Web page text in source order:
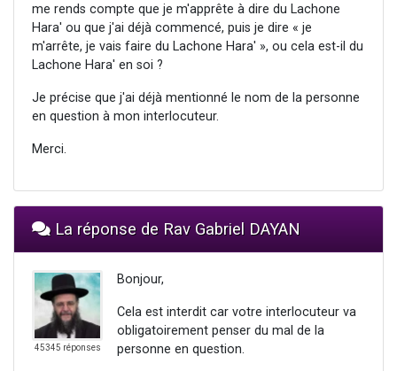
me rends compte que je m'apprête à dire du Lachone
Hara' ou que j'ai déjà commencé, puis je dire « je
m'arrête, je vais faire du Lachone Hara' », ou cela est-il du
Lachone Hara' en soi ?
Je précise que j'ai déjà mentionné le nom de la personne
en question à mon interlocuteur.
Merci.
La réponse de Rav Gabriel DAYAN
45345 réponses
Bonjour,
Cela est interdit car votre interlocuteur va
obligatoirement penser du mal de la
personne en question.